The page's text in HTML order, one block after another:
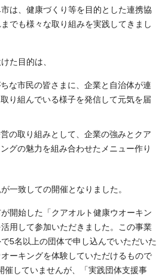
は、健康づくり等を目的とした連携協
でも様々な取り組みを実践してきまし
た目的は、
な市民の皆さまに、企業と自治体が連
り組んでいる様子を発信して元気を届
の取り組みとして、企業の強みとクア
グの魅力を組み合わせたメニュー作り
一致しての開催となりました。
開始した「クアオルト健康ウオーキン
用して参加いただきました。この事業
5名以上の団体で申し込んでいただいた
ーキングを体験していただけるもので
催していませんが、「実践団体支援事